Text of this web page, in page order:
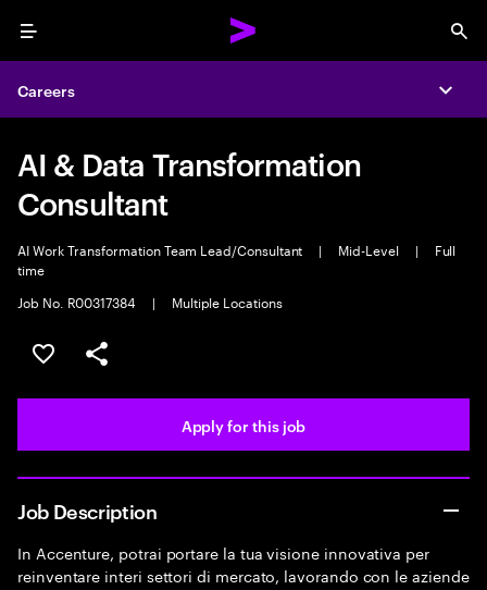
Menu
Careers
AI & Data Transformation
Consultant
AI Work Transformation Team Lead/Consultant | Mid-Level |
Full
time
Job No. R00317384
| Multiple Locations
Save this job
Share this job
Apply for this job
Job Description
In Accenture, potrai portare la tua visione innovativa per
reinventare interi settori di mercato, lavorando con le aziende